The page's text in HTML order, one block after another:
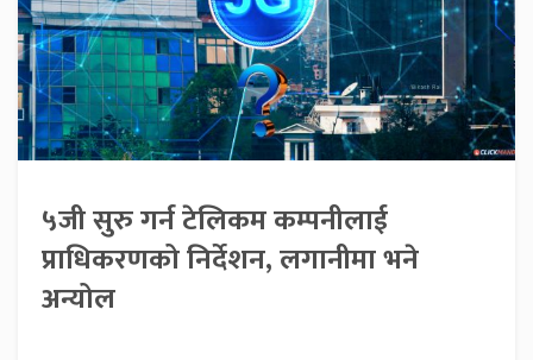
५जी सुरु गर्न टेलिकम कम्पनीलाई
प्राधिकरणको निर्देशन, लगानीमा भने
अन्योल